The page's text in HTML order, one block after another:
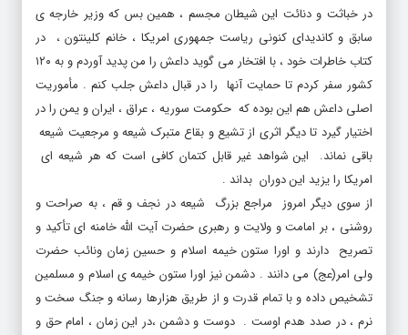
سابق و کاندیدای کنونی ریاست جمهوری امریکا ، خانم کلینتون ، در
کتاب خاطرات خود ، با افتخار می گوید داعش را من پدید آوردم و به ۱۲۰
کشور سفر کردم تا حمایت آنها را در قبال داعش جلب کنم . مأموریت
اصلی داعش هم این بوده که حکومت سوریه ، عراق ، ایران و یمن را در
اختیار گیرد تا دیگر اثری از تشیع و بقاع متبرک شیعه و مرجعیت شیعه
باقی نماند. این شواهد غیر قابل کتمان کافی است که هر شیعه ای
امریکا را یزید این دوران بداند .
از سوی دیگر امروز مراجع بزرگ شیعه در نجف و قم ، به صراحت و
روشنی ، بر امامت و ولایت و رهبری حضرت آیت الله خامنه ای تأکید و
تصریح دارند و اورا ستون خیمه اسلام و حسین زمان ونائب حضرت
ولی امر(عج) می دانند . دشمن نیز اورا ستون خیمه ی اسلام و مسلمین
تشخیص داده و با تمام قدرت و از طریق هزارها رسانه و جنگ سخت و
نرم ، در صدد هدم اوست . دوست و دشمن ،در این زمان ، امام حق و
امام باطل را شناخته وبه صراحت معرفی کرده و حجت را بر همگان